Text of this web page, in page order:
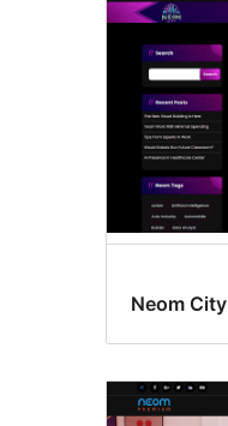
Neom City